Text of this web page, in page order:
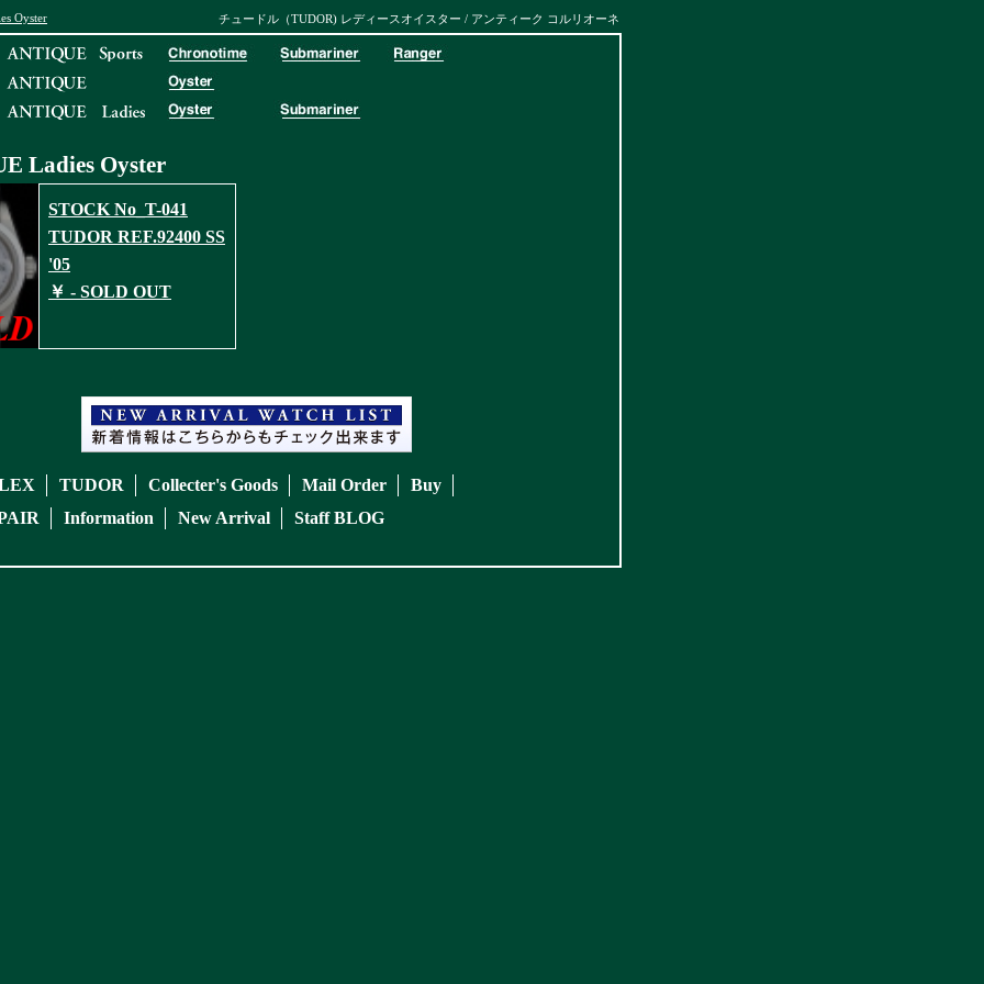
チュードル（TUDOR) レディースオイスター / アンティーク コルリオーネ
Oyster
Ladies Oyster
STOCK No_T-041
TUDOR REF.92400 SS
'05
￥ - SOLD OUT
TUDOR Collecter's Goods Mail Order
Buy
Information New Arrival Staff BLOG